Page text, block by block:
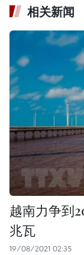
相关新闻
越南力争到
兆瓦
19/08/2021 02:35